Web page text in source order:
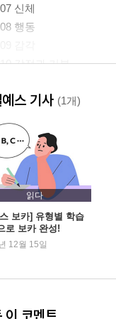
신체
행동
감정과 기분
의사소통
3 Daily Life 일상 생활
장소
집
가구와 가정용품
음식과 요리
식당
스 기사 (1개)
읽다
보카] 유형별 학습
로 보카 완성!
12월 15일
이 코멘트